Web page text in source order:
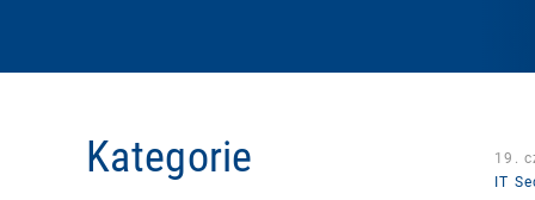
Kategorie 19.
IT